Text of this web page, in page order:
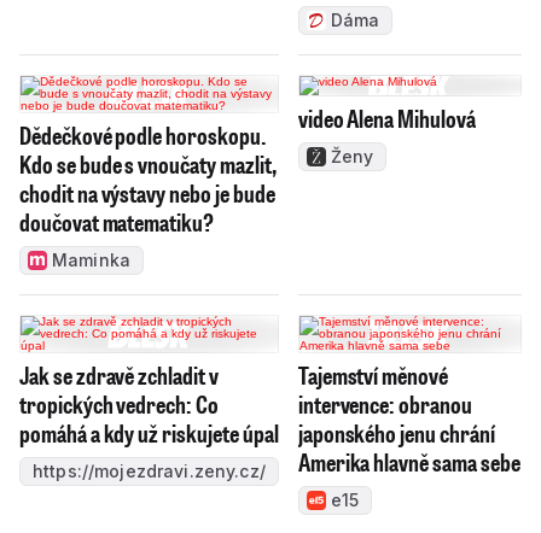
Dáma
Dědečkové podle horoskopu.
Kdo se bude s vnoučaty mazlit,
chodit na výstavy nebo je bude
doučovat matematiku?
Maminka
video Alena Mihulová
Ženy
Jak se zdravě zchladit v
tropických vedrech: Co
pomáhá a kdy už riskujete úpal
https://mojezdravi.zeny.cz/
Tajemství měnové
intervence: obranou
japonského jenu chrání
Amerika hlavně sama sebe
e15